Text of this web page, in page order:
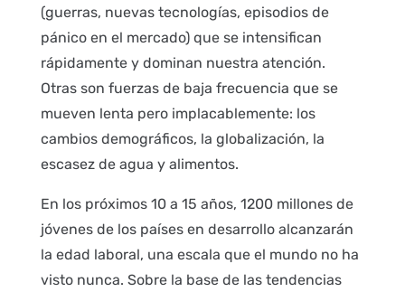
(guerras, nuevas tecnologías, episodios de
pánico en el mercado) que se intensifican
rápidamente y dominan nuestra atención.
Otras son fuerzas de baja frecuencia que se
mueven lenta pero implacablemente: los
cambios demográficos, la globalización, la
escasez de agua y alimentos.
En los próximos 10 a 15 años, 1200 millones de
jóvenes de los países en desarrollo alcanzarán
la edad laboral, una escala que el mundo no ha
visto nunca. Sobre la base de las tendencias